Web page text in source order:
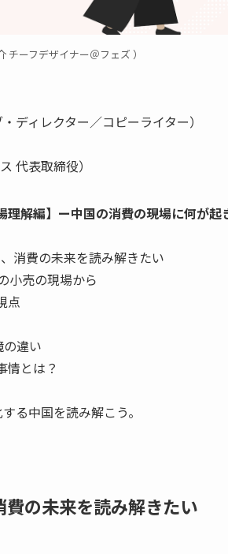
チーフデザイナー＠フェズ ）
ィレクター／コピーライター）
代表取締役）
解編】ー中国の消費の現場に何が起
消費の未来を読み解きたい
小売の現場から
点
違い
情とは？
る中国を読み解こう。
の未来を読み解きたい